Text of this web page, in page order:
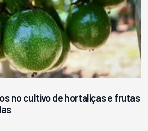
no cultivo de hortaliças e frutas